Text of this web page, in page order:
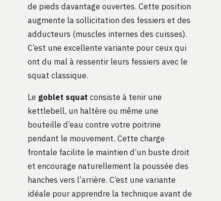
de pieds davantage ouvertes. Cette position
augmente la sollicitation des fessiers et des
adducteurs (muscles internes des cuisses).
C’est une excellente variante pour ceux qui
ont du mal à ressentir leurs fessiers avec le
squat classique.
Le goblet squat consiste à tenir une
kettlebell, un haltère ou même une
bouteille d’eau contre votre poitrine
pendant le mouvement. Cette charge
frontale facilite le maintien d’un buste droit
et encourage naturellement la poussée des
hanches vers l’arrière. C’est une variante
idéale pour apprendre la technique avant de